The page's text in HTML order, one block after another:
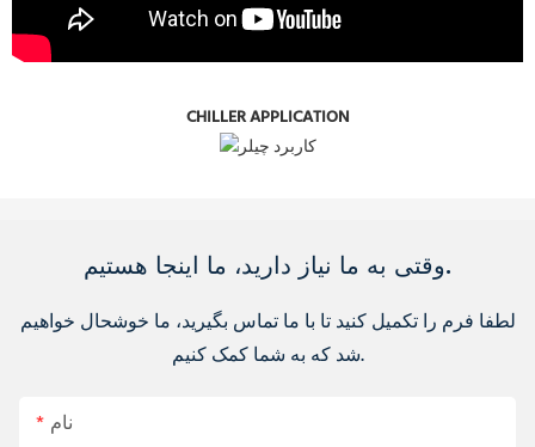
CHILLER APPLICATION
وقتی به ما نیاز دارید، ما اینجا هستیم.
لطفا فرم را تکمیل کنید تا با ما تماس بگیرید، ما خوشحال خواهیم
شد که به شما کمک کنیم.
نام